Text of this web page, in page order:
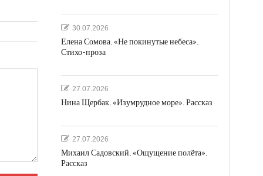
30.07.2026
Елена Сомова. «Не покинутые небеса».
Стихо-проза
27.07.2026
Нина Щербак. «Изумрудное море». Рассказ
27.07.2026
Михаил Садовский. «Ощущение полёта».
Рассказ